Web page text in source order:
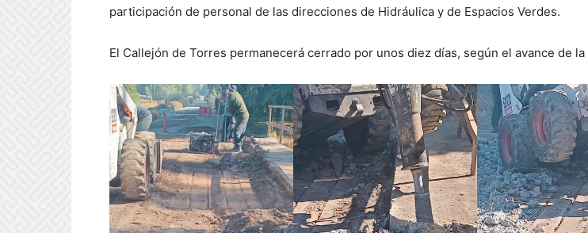
participación de personal de las direcciones de Hidráulica y de Espacios Verdes.
El Callejón de Torres permanecerá cerrado por unos diez días, según el avance de la